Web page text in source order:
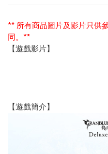
** 所有商品圖片及影片只供
同。**
【遊戲影片】
【遊戲簡介】